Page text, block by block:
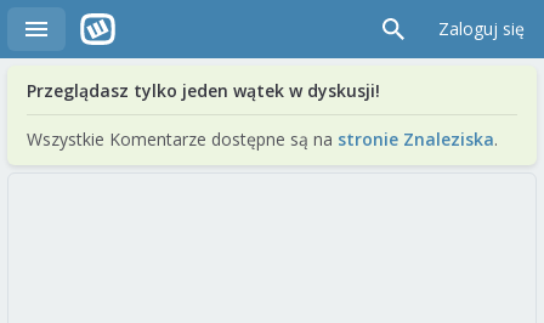
Zaloguj się
Przeglądasz tylko jeden wątek w dyskusji!
Wszystkie Komentarze dostępne są na stronie Znaleziska.